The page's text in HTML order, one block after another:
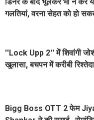
गलतियां, वरना सेहत को हो
''Lock Upp 2'' में शिवांगी
खुलासा, बचपन में करीबी
Bigg Boss OTT 2 फेम